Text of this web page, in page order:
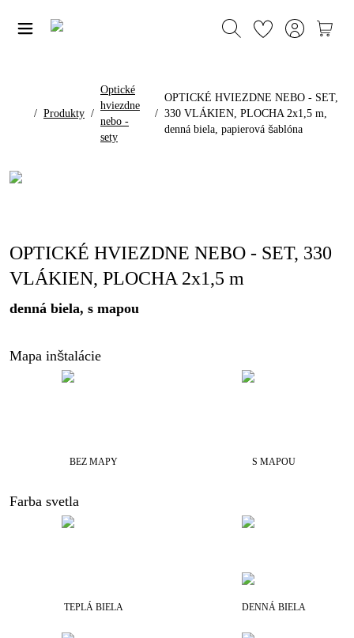
/ Produkty /
Optické
hviezdne
nebo -
sety
/
OPTICKÉ HVIEZDNE NEBO - SET,
330 VLÁKIEN, PLOCHA 2x1,5 m,
denná biela, papierová šablóna
OPTICKÉ HVIEZDNE NEBO - SET, 330
VLÁKIEN, PLOCHA 2x1,5 m
denná biela, s mapou
Mapa inštalácie
BEZ MAPY S MAPOU
Farba svetla
TEPLÁ BIELA DENNÁ BIELA